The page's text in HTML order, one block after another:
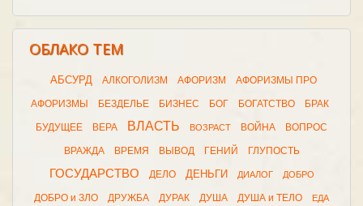
ОБЛАКО ТЕМ
АБСУРД АЛКОГОЛИЗМ АФОРИЗМ АФОРИЗМЫ ПРО
АФОРИЗМЫ БЕЗДЕЛЬЕ БИЗНЕС БОГ БОГАТСТВО БРАК
БУДУЩЕЕ ВЕРА ВЛАСТЬ ВОЗРАСТ ВОЙНА ВОПРОС
ВРАЖДА ВРЕМЯ ВЫВОД ГЕНИЙ ГЛУПОСТЬ
ГОСУДАРСТВО ДЕЛО ДЕНЬГИ ДИАЛОГ ДОБРО
ДОБРО и ЗЛО ДРУЖБА ДУРАК ДУША ДУША и ТЕЛО ЕДА